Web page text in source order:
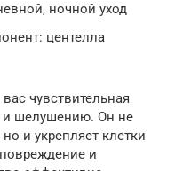
ночной уход
центелла
чувствительная
и шелушению. Он не
и укрепляет клетки
и